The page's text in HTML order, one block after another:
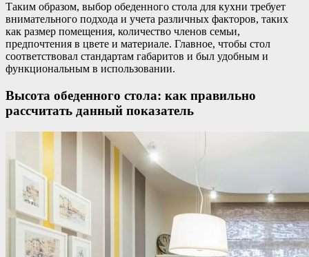
Таким образом, выбор обеденного стола для кухни требует
внимательного подхода и учета различных факторов, таких
как размер помещения, количество членов семьи,
предпочтения в цвете и материале. Главное, чтобы стол
соответствовал стандартам габаритов и был удобным и
функциональным в использовании.
Высота обеденного стола: как правильно
рассчитать данный показатель